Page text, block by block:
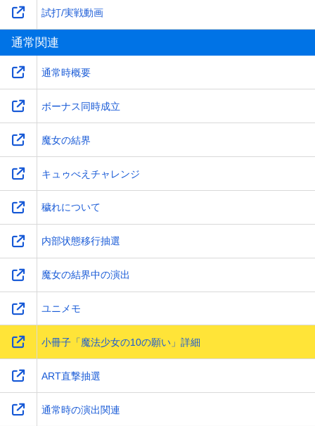
試打/実戦動画
通常関連
通常時概要
ボーナス同時成立
魔女の結界
キュゥべえチャレンジ
穢れについて
内部状態移行抽選
魔女の結界中の演出
ユニメモ
小冊子「魔法少女の10の願い」詳細
ART直撃抽選
通常時の演出関連